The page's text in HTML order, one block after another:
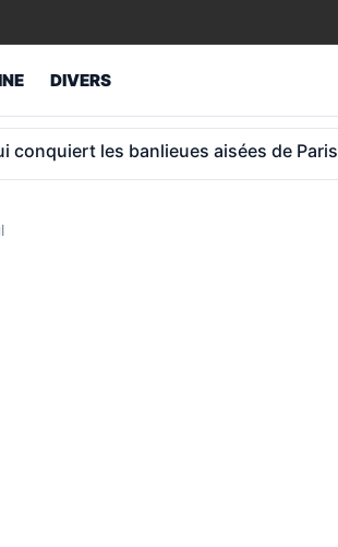
DIVERS
le coup de gueule d’un Espagnol